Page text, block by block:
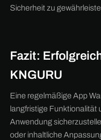
Sicherheit zu
Fazit:
KNGURU
Eine regelmäßige App
langfristige Funktionalität
Anwendung
oder inhaltliche